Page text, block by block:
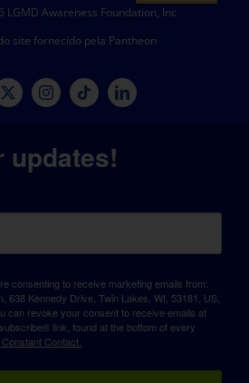
LGMD Awareness Foundation, Inc
site fornecido pela Pantheon
updates!
consenting to receive marketing emails from:
638 Kennedy Drive, Twin Lakes, WI, 53181, US,
can revoke your consent to receive emails at
link, found at the bottom of every
Contact.